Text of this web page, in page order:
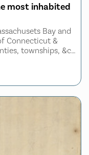
most inhabited
Bay and
Connecticut &
townships, &c.
town, harbour and